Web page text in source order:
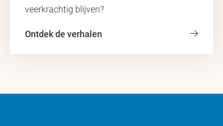
veerkrachtig blijven?
Ontdek de verhalen